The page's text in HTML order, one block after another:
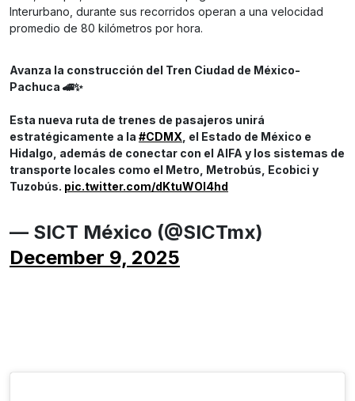
Interurbano, durante sus recorridos operan a una velocidad
promedio de 80 kilómetros por hora.
Avanza la construcción del Tren Ciudad de México-
Pachuca 🚄✨
Esta nueva ruta de trenes de pasajeros unirá
estratégicamente a la #CDMX , el Estado de México e
Hidalgo, además de conectar con el AIFA y los sistemas de
transporte locales como el Metro, Metrobús, Ecobici y
Tuzobús. pic.twitter.com/dKtuWOI4hd
— SICT México (@SICTmx)
December 9, 2025